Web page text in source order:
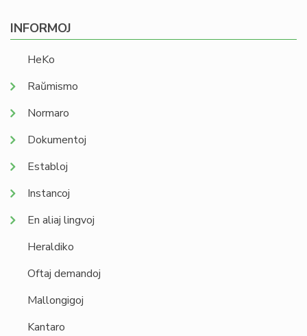
INFORMOJ
HeKo
Raŭmismo
Normaro
Dokumentoj
Establoj
Instancoj
En aliaj lingvoj
Heraldiko
Oftaj demandoj
Mallongigoj
Kantaro